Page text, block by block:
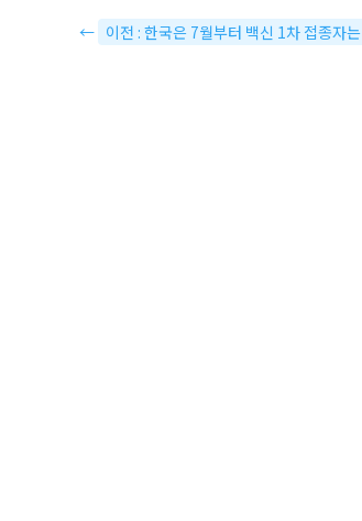
← 이전 : 한국은 7월부터 백신 1차 접종자